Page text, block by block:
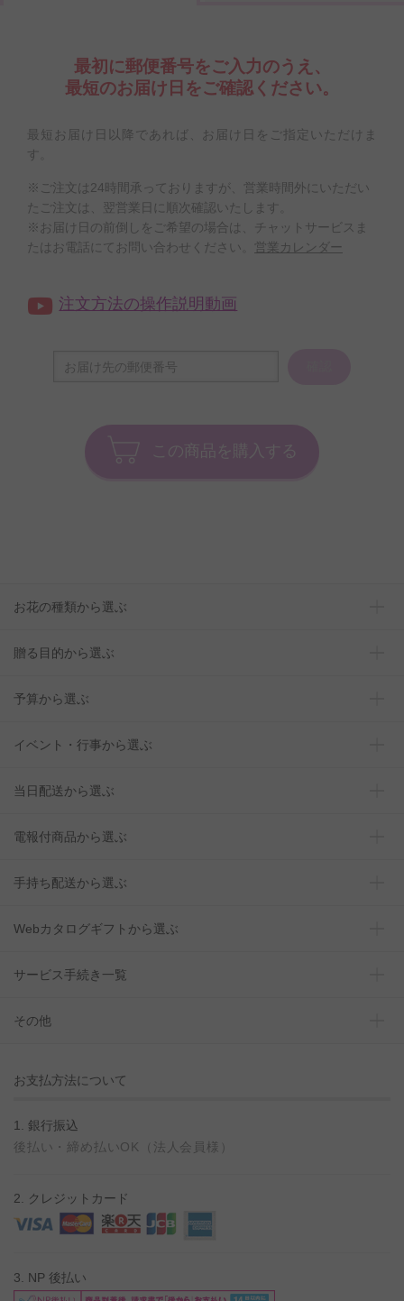
最初に郵便番号をご入力のうえ、
最短のお届け日をご確認ください。
最短お届け日以降であれば、お届け日をご指定いただけま
す。
※ご注文は24時間承っておりますが、営業時間外にいただい
たご注文は、翌営業日に順次確認いたします。
※お届け日の前倒しをご希望の場合は、チャットサービスま
たはお電話にてお問い合わせください。
営業カレンダー
注文方法の操作説明動画
この商品を購入する
お花の種類から選ぶ
贈る目的から選ぶ
予算から選ぶ
イベント・行事から選ぶ
当日配送から選ぶ
電報付商品から選ぶ
手持ち配送から選ぶ
Webカタログギフトから選ぶ
サービス手続き一覧
その他
お支払方法について
1. 銀行振込
後払い・締め払いOK（法人会員様）
2. クレジットカード
3. NP 後払い